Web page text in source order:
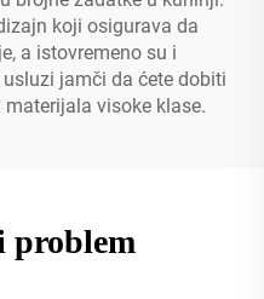
koji osigurava da
a istovremeno su i
jamči da ćete dobiti
visoke klase.
problem